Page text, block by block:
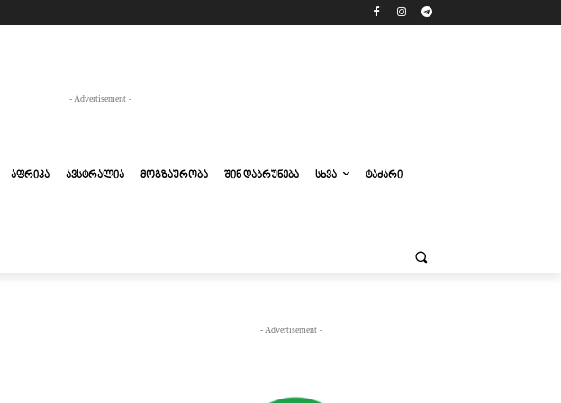
- Advertisement -
ᲐᲤᲠᲘᲙᲐ ᲐᲕᲡᲢᲠᲐᲚᲘᲐ ᲛᲝᲒᲖᲐᲣᲠᲝᲑᲐ ᲨᲘᲜ ᲓᲐᲑᲠᲣᲜᲔᲑᲐ ᲡᲮᲕᲐ ᲢᲐᲫᲐᲠᲘ
- Advertisement -